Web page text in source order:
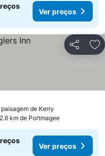
Ver preços
Partilhar
de Kerry
km de Portmagee
Ver preços